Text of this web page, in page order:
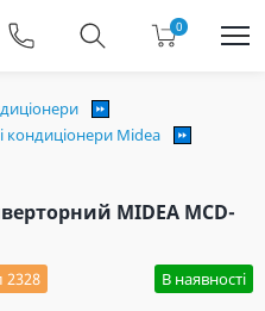
0
кондиціонери Midea
MIDEA MCD-
2328 В наявності